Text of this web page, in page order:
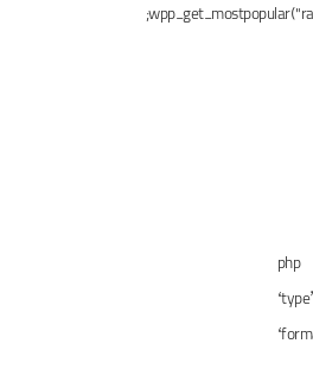
wpp_get_mostpopular("range=all&order_by=comments");